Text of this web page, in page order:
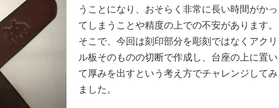
うことになり、おそらく非常に長い時間がかっ
てしまうことや精度の上での不安があります。
そこで、今回は刻印部分を彫刻ではなくアクリ
ル板そのものの切断で作成し、台座の上に置い
て厚みを出すという考え方でチャレンジしてみ
ました。